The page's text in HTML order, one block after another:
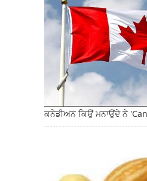
ਕਨੇਡੀਅਨ ਕਿਉਂ ਮਨਾਉਂਦੇ ਨੇ